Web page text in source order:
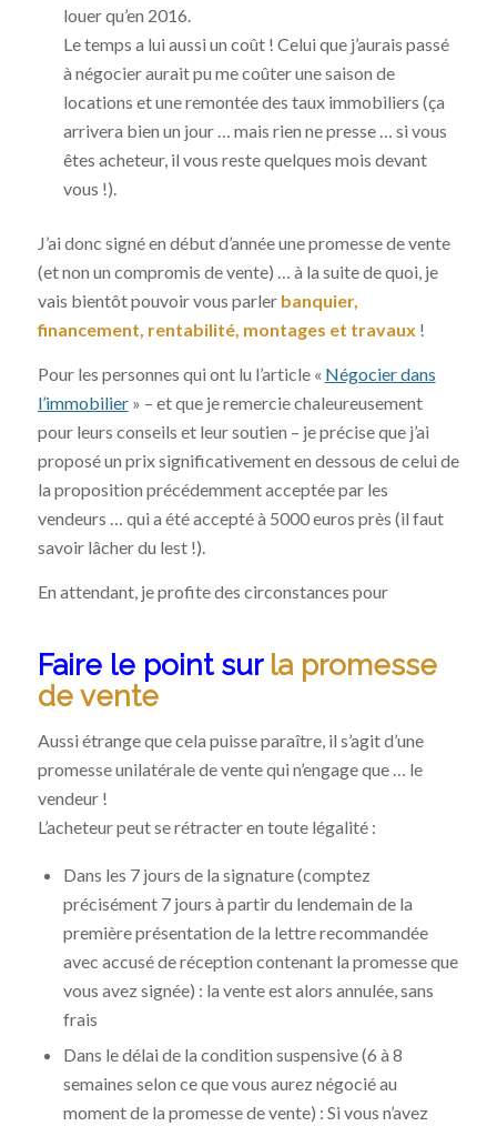
louer qu’en 2016.
Le temps a lui aussi un coût ! Celui que j’aurais passé
à négocier aurait pu me coûter une saison de
locations et une remontée des taux immobiliers (ça
arrivera bien un jour … mais rien ne presse … si vous
êtes acheteur, il vous reste quelques mois devant
vous !).
J’ai donc signé en début d’année une promesse de vente
(et non un compromis de vente) … à la suite de quoi, je
vais bientôt pouvoir vous parler banquier,
financement, rentabilité, montages et travaux !
Pour les personnes qui ont lu l’article « Négocier dans
l’immobilier» – et que je remercie chaleureusement
pour leurs conseils et leur soutien – je précise que j’ai
proposé un prix significativement en dessous de celui de
la proposition précédemment acceptée par les
vendeurs … qui a été accepté à 5000 euros près (il faut
savoir lâcher du lest !).
En attendant, je profite des circonstances pour
Faire le point sur la promesse
de vente
Aussi étrange que cela puisse paraître, il s’agit d’une
promesse unilatérale de vente qui n’engage que … le
vendeur !
L’acheteur peut se rétracter en toute légalité :
Dans les 7 jours de la signature (comptez
précisément 7 jours à partir du lendemain de la
première présentation de la lettre recommandée
avec accusé de réception contenant la promesse que
vous avez signée) : la vente est alors annulée, sans
frais
Dans le délai de la condition suspensive (6 à 8
semaines selon ce que vous aurez négocié au
moment de la promesse de vente) : Si vous n’avez